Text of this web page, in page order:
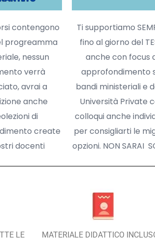
contengono
progreamma
nessun
verrà
avrai a
anche
di
create
docenti
Ti supportiamo
fino al giorno del
anche con focus
approfondimento
bandi ministeriali e
Università Private
colloqui anche
per consigliarti le
opzioni. NON SARAI
LE
MATERIALE DIDATTICO